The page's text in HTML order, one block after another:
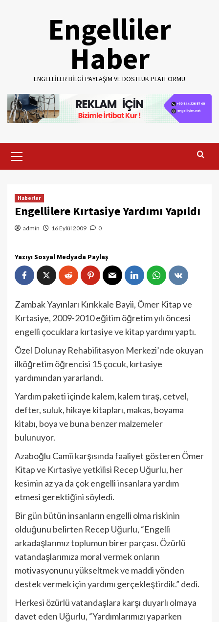
Engelliler
Haber
ENGELLILER BILGI PAYLAŞIM VE DOSTLUK PLATFORMU
Menu
Haberler
Engellilere Kırtasiye Yardımı Yapıldı
admin 16 Eylül 2009 0
Yazıyı Sosyal Medyada Paylaş
Zambak Yayınları Kırıkkale Bayii, Ömer Kitap ve
Kırtasiye, 2009-2010 eğitim öğretim yılı öncesi
engelli çocuklara kırtasiye ve kitap yardımı yaptı.
Özel Dolunay Rehabilitasyon Merkezi’nde okuyan
ilköğretim öğrencisi 15 çocuk, kırtasiye
yardımından yararlandı.
Yardım paketi içinde kalem, kalem tıraş, cetvel,
defter, suluk, hikaye kitapları, makas, boyama
kitabı, boya ve buna benzer malzemeler
bulunuyor.
Azaboğlu Camii karşısında faaliyet gösteren Ömer
Kitap ve Kırtasiye yetkilisi Recep Uğurlu, her
kesimin az ya da çok engelli insanlara yardım
etmesi gerektiğini söyledi.
Bir gün bütün insanların engelli olma riskinin
olduğunu belirten Recep Uğurlu, “Engelli
arkadaşlarımız toplumun birer parçası. Özürlü
vatandaşlarımıza moral vermek onların
motivasyonunu yükseltmek ve maddi yönden
destek vermek için yardımı gerçekleştirdik.” dedi.
Herkesi özürlü vatandaşlara karşı duyarlı olmaya
davet eden Uğurlu, “Yardımlarımızı yaparken